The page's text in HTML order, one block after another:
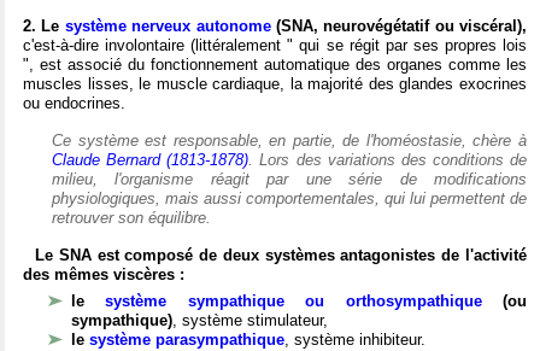
2. Le système nerveux autonome(SNA, neurovégétatif ou viscéral),
c'est-à-dire involontaire (littéralement " qui se régit par ses propres lois
", est associé du fonctionnement automatique des organes comme les
muscles lisses, le muscle cardiaque, la majorité des glandes exocrines
ou endocrines.
Ce système est responsable, en partie, de l'homéostasie, chère à
Claude Bernard (1813-1878). Lors des variations des conditions de
milieu, l'organisme réagit par une série de modifications
physiologiques, mais aussi comportementales, qui lui permettent de
retrouver son équilibre.
Le SNA est composé de deux systèmes antagonistes de l'activité
des mêmes viscères :
lesystème sympathique ou orthosympathique(ou
sympathique), système stimulateur,
le système parasympathique, système inhibiteur.